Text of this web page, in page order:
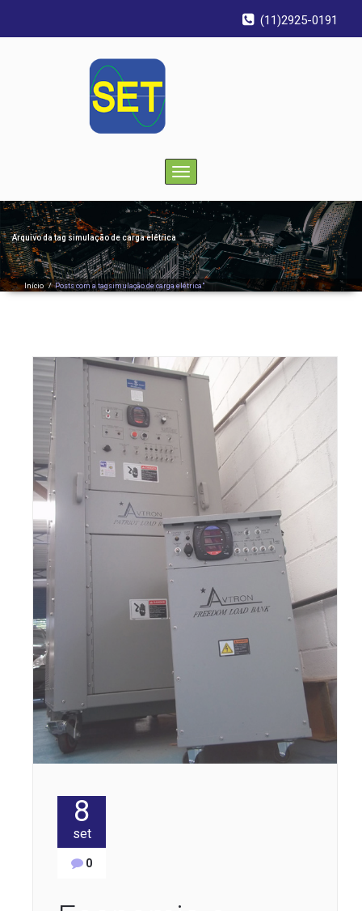
(11)2925-0191
Toggle
navigation
Arquivo da tagsimulação de carga elétrica
Início /Posts com a tagsimulação de carga elétrica"
8
set
0